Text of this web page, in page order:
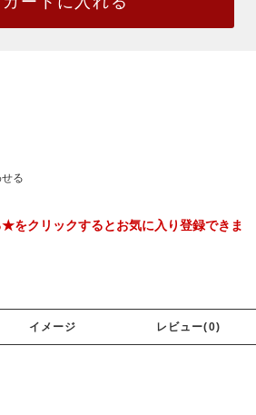
る
をクリックするとお気に入り登録できま
イメージ レビュー(0)